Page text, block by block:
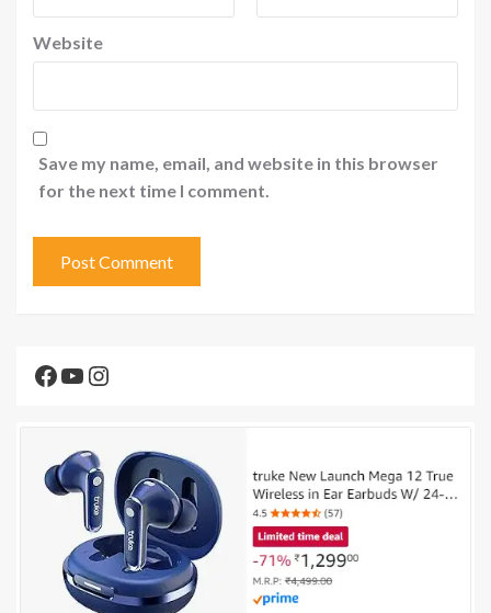
Website
Save my name, email, and website in this browser
for the next time I comment.
Facebook
YouTube
Instagram